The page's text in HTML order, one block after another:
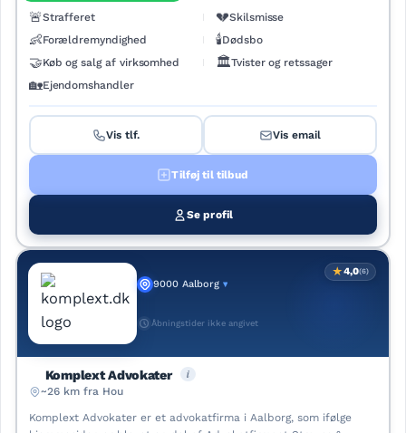
🚨Strafferet 💔Skilsmisse
👶Forældremyndighed 🕯️Dødsbo
🤝Køb og salg af virksomhed 🏛️Tvister og retssager
🏡Ejendomshandler
Vis tlf. Vis email
Tilføj til tilbud
Se profil
9000 Aalborg ▾
Åbningstider ikke angivet
★4,0(6)
Komplext Advokater i
~26 km fra Hou
Komplext Advokater er et advokatfirma i Aalborg, som ifølge